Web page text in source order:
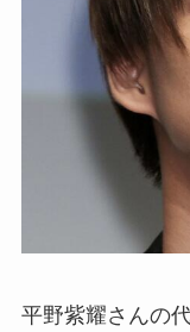
平野紫耀さんの